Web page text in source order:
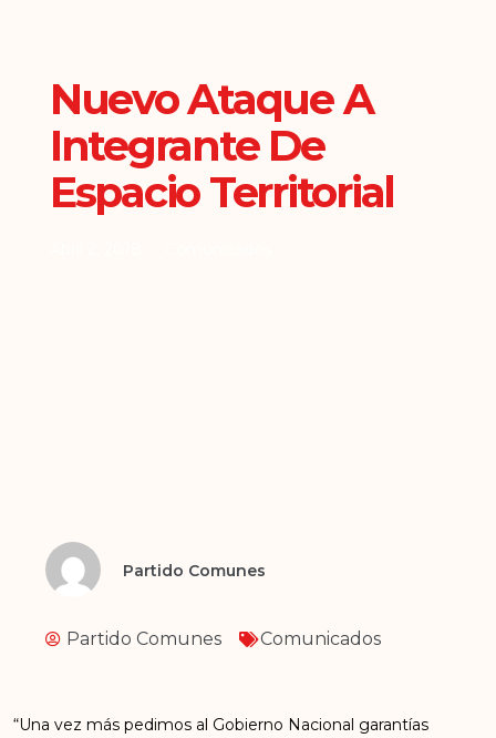
Nuevo Ataque A
Integrante De
Espacio Territorial
Partido Comunes
Partido Comunes Comunicados
“Una vez más pedimos al Gobierno Nacional garantías